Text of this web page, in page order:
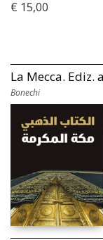
€ 15,00
La Mecca. Ediz.
Bonechi